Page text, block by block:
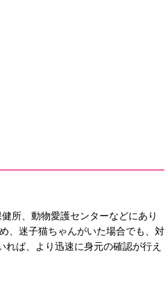
所、動物愛護センターなどにあり
、迷子猫ちゃんがいた場合でも、対
ば、より迅速に身元の確認が行え